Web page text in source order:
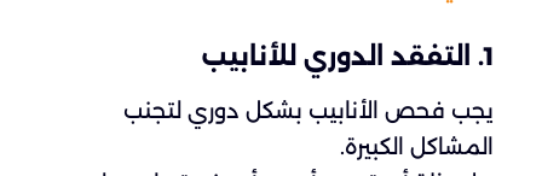
1. التفقد الدوري للأنابيب
يجب فحص الأنابيب بشكل دوري لتجنب
المشاكل الكبيرة.